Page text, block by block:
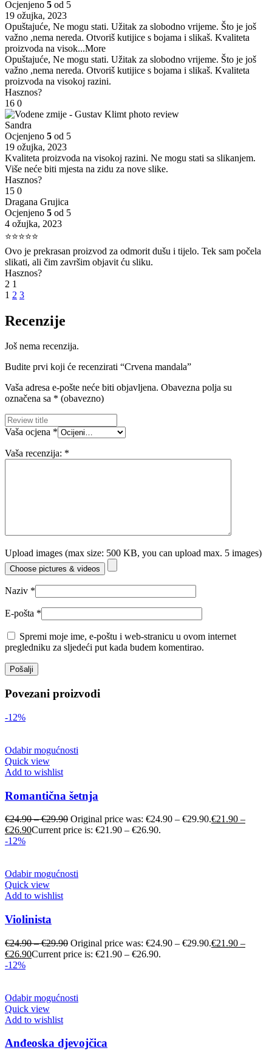
Ocjenjeno 5 od 5
19 ožujka, 2023
Opuštajuće, Ne mogu stati. Užitak za slobodno vrijeme. Što je još
važno ,nema nereda. Otvoriš kutijice s bojama i slikaš. Kvaliteta
proizvoda na visok...More
Opuštajuće, Ne mogu stati. Užitak za slobodno vrijeme. Što je još
važno ,nema nereda. Otvoriš kutijice s bojama i slikaš. Kvaliteta
proizvoda na visokoj razini.
Hasznos?
16 0
Sandra
Ocjenjeno 5 od 5
19 ožujka, 2023
Kvaliteta proizvoda na visokoj razini. Ne mogu stati sa slikanjem.
Više neće biti mjesta na zidu za nove slike.
Hasznos?
15 0
Dragana Grujica
Ocjenjeno 5 od 5
4 ožujka, 2023
⭐⭐⭐⭐⭐
Ovo je prekrasan proizvod za odmorit dušu i tijelo. Tek sam počela
slikati, ali čim završim objavit ću sliku.
Hasznos?
2 1
1 2 3
Recenzije
Još nema recenzija.
Budite prvi koji će recenzirati “Crvena mandala”
Vaša adresa e-pošte neće biti objavljena. Obavezna polja su
označena sa * (obavezno)
Vaša ocjena *
Vaša recenzija: *
Upload images (max size: 500 KB, you can upload max. 5 images)
Choose pictures & videos
Naziv *
E-pošta *
Spremi moje ime, e-poštu i web-stranicu u ovom internet
pregledniku za sljedeći put kada budem komentirao.
Povezani proizvodi
-12%
Odabir mogućnosti
Quick view
Add to wishlist
Romantična šetnja
€24.90–€29.90 Original price was: €24.90 – €29.90.€21.90 –
€26.90Current price is: €21.90 – €26.90.
-12%
Odabir mogućnosti
Quick view
Add to wishlist
Violinista
€24.90–€29.90 Original price was: €24.90 – €29.90.€21.90 –
€26.90Current price is: €21.90 – €26.90.
-12%
Odabir mogućnosti
Quick view
Add to wishlist
Anđeoska djevojčica